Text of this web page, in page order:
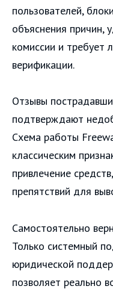
пользователей,
объяснения причин,
комиссии и требует
верификации.
Отзывы
подтверждают
Схема работы
классическим
привлечение
препятствий для
Самостоятельно
Только системный
юридической
позволяет реально